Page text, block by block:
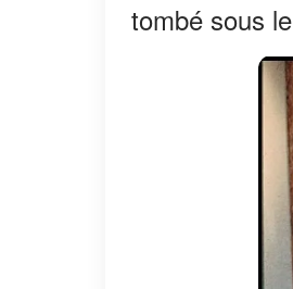
tombé sous